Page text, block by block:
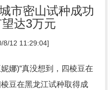
市密山试种成功
达3万元
8/12 11:29:04]
)“真没想到，四棱豆在
豆在黑龙江试种取得成